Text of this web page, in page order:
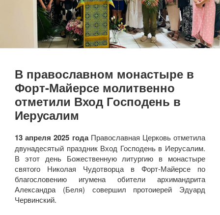
В православном монастыре в
Форт-Майерсе молитвенно
отметили Вход Господень в
Иерусалим
13 апреля 2025 годаПравославная Церковь отметила
двунадесятый праздник Вход Господень в Иерусалим.
В этот день Божественную литургию в монастыре
святого Николая Чудотворца в Форт-Майерсе по
благословению игумена обители архимандрита
Александра (Беля) совершил протоиерей Эдуард
Червинский.